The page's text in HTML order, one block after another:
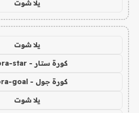
يلا شوت
يلا شوت
كورة ستار - koora-star
كورة جول - koora-goal
يلا شوت